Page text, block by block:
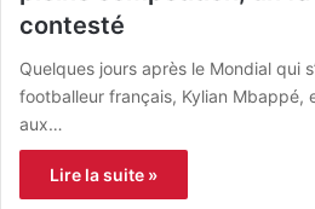
contesté
Quelques jours après le Mondial qui
footballeur français, Kylian Mbappé,
aux…
Lire la suite »